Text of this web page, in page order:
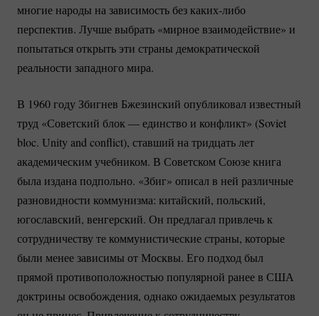
многие народы на зависимость безкаких-либо
перспектив. Лучше выбрать «мирное взаимодействие» и
попытаться открыть эти страны демократической
реальности западного мира.
В 1960 году Збигнев Бжезинский опубликовал известный
труд «Советский блок — единство и конфликт» (Soviet
bloc. Unity and conflict), ставший на тридцать лет
академическим учебником. В Советском Союзе книга
была издана подпольно. «Збиг» описал в ней различные
разновидности коммунизма: китайский, польский,
югославский, венгерский. Он предлагал привлечь к
сотрудничеству те коммунистические страны, которые
были менее зависимы от Москвы. Его подход был
прямой противоположностью популярной ранее в США
доктрины освобождения, однако ожидаемых результатов